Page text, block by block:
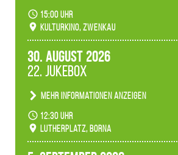
Konzert unserer Zwenkauer
Schülerinnen zum Fest des
15:00 Uhr
Kulturkino, Zwenkau
30. August 2026
22. Jukebox
Mehr Informationen anzeigen
Anlässlicher der 775-Jahrfeier der
spielen wir noch einmal unser
Jukeboxprogramm zum Stadtfest.
12:30 Uhr
Lutherplatz, Borna